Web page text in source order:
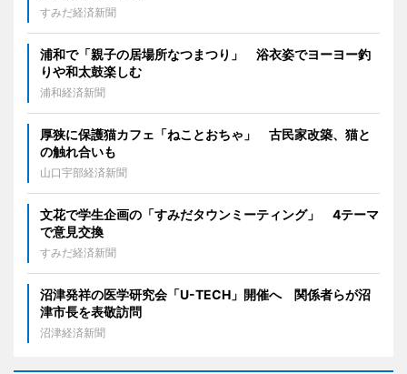
すみだ経済新聞
浦和で「親子の居場所なつまつり」 浴衣姿でヨーヨー釣
りや和太鼓楽しむ
浦和経済新聞
厚狭に保護猫カフェ「ねことおちゃ」 古民家改築、猫と
の触れ合いも
山口宇部経済新聞
文花で学生企画の「すみだタウンミーティング」 4テーマ
で意見交換
すみだ経済新聞
沼津発祥の医学研究会「U-TECH」開催へ 関係者らが沼
津市長を表敬訪問
沼津経済新聞